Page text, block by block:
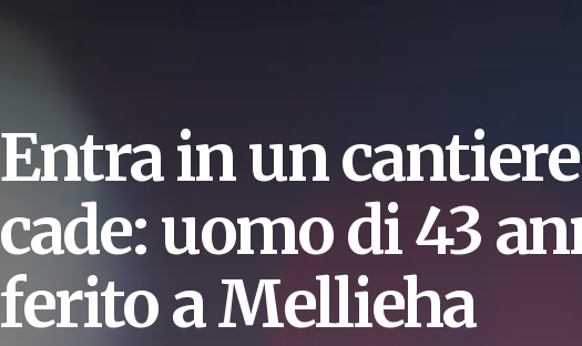
Entra in un
cade: uomo di 43
ferito a Mellieha